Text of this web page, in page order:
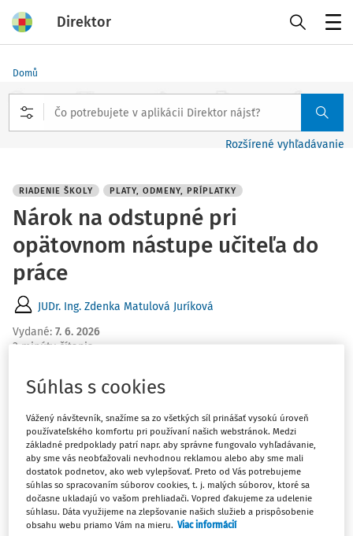
Direktor
Domů
Rozšírené vyhľadávanie
RIADENIE ŠKOLY PLATY, ODMENY, PRÍPLATKY
Nárok na odstupné pri
opätovnom nástupe učiteľa do
práce
JUDr. Ing. Zdenka Matulová Juríková
Vydané: 7. 6. 2026
3 minúty čítania
Učiteľ, 65 rokov, ukončí PP dohodu v júli 2026. Vyplatené
mu bude odstupné aj odchodné. Ak by opäť nastúpil, v tej
istej škole, na kratší úväzok od septembra 2026, ako je to
s odstupným? Musí pomernú časť vrátiť?
Podľa
Súhlas s cookies
Vážený návštevník, snažíme sa zo všetkých síl prinášať vysokú úroveň
používateľského komfortu pri používaní našich webstránok. Medzi
základné predpoklady patrí napr. aby správne fungovalo vyhľadávanie,
aby sme vás neobťažovali nevhodnou reklamou alebo aby sme mali
dostatok podnetov, ako web vylepšovať. Preto od Vás potrebujeme
súhlas so spracovaním súborov cookies, t. j. malých súborov, ktoré sa
dočasne ukladajú vo vašom prehliadači. Vopred ďakujeme za udelenie
súhlasu. Dáta využijeme na zlepšovanie našich služieb a prispôsobenie
obsahu webu priamo Vám na mieru. Viac informácií